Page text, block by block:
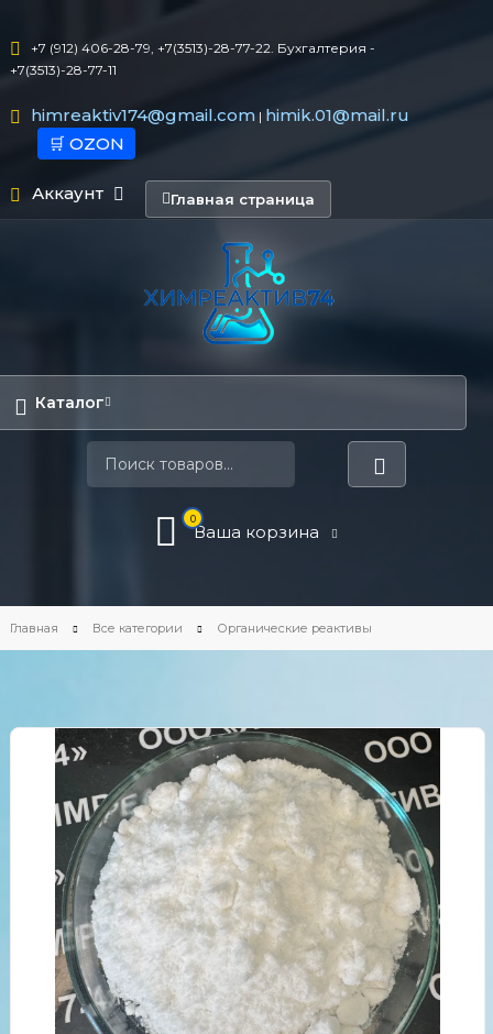
+7 (912) 406-28-79, +7(3513)-28-77-22. Бухгалтерия -
+7(3513)-28-77-11
himreaktiv174@gmail.com| himik.01@mail.ru
🛒 OZON
Аккаунт Главная страница
Каталог
0
Ваша корзина
Главная Все категории Органические реактивы